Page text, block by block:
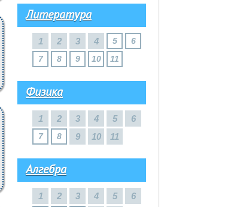
Литература
1 2 3 4 5
6
7
8 9 10 11
Физика
1 2 3 4 5 6
7 8 9 10 11
Алгебра
1 2 3 4 5 6